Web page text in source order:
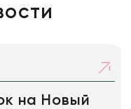
на Новый